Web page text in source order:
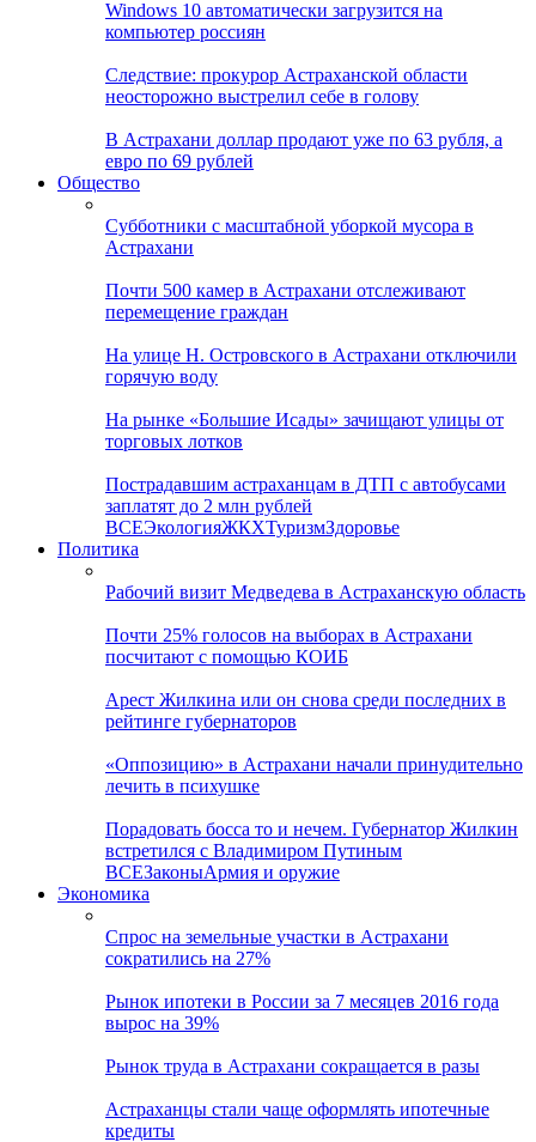
Windows 10 автоматически загрузится на
компьютер россиян
Следствие: прокурор Астраханской области
неосторожно выстрелил себе в голову
В Астрахани доллар продают уже по 63 рубля, а
евро по 69 рублей
Общество
Субботники с масштабной уборкой мусора в
Астрахани
Почти 500 камер в Астрахани отслеживают
перемещение граждан
На улице Н. Островского в Астрахани отключили
горячую воду
На рынке «Большие Исады» зачищают улицы от
торговых лотков
Пострадавшим астраханцам в ДТП с автобусами
заплатят до 2 млн рублей
ВСЕЭкологияЖКХТуризмЗдоровье
Политика
Рабочий визит Медведева в Астраханскую область
Почти 25% голосов на выборах в Астрахани
посчитают с помощью КОИБ
Арест Жилкина или он снова среди последних в
рейтинге губернаторов
«Оппозицию» в Астрахани начали принудительно
лечить в психушке
Порадовать босса то и нечем. Губернатор Жилкин
встретился с Владимиром Путиным
ВСЕЗаконыАрмия и оружие
Экономика
Спрос на земельные участки в Астрахани
сократились на 27%
Рынок ипотеки в России за 7 месяцев 2016 года
вырос на 39%
Рынок труда в Астрахани сокращается в разы
Астраханцы стали чаще оформлять ипотечные
кредиты